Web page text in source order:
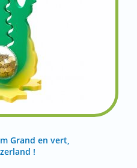
Grand en vert,
!